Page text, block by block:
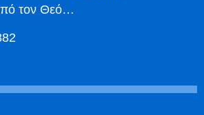
τον Θεό…